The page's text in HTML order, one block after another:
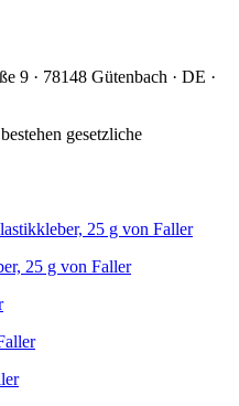
9 · 78148 Gütenbach · DE ·
gesetzliche
25 g von Faller
25 g von Faller